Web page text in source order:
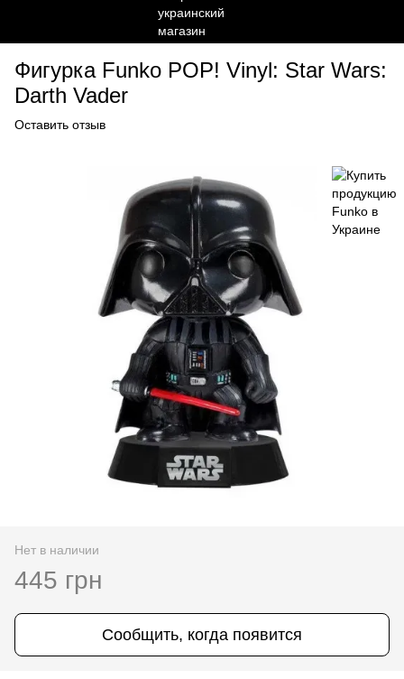
Фигурка Funko POP! Vinyl: Star Wars:
Darth Vader
Оставить отзыв
Нет в наличии
445 грн
Сообщить, когда появится